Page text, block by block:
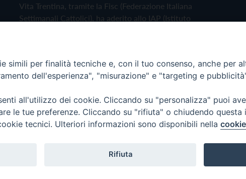
Vita Trentina, tramite la Fisc (Federazione Italiana
Settimanali Cattolici), ha aderito allo IAP (Istituto
Privacy Policy Cookie Policy
Trentina Editrice
simili per finalità tecniche e, con il tuo consenso, anche per
dell'esperienza", "misurazione" e "targeting e
all'utilizzo dei cookie. Cliccando su "personalizza" puoi
le tue preferenze. Cliccando su "rifiuta" o chiudendo questa
tecnici. Ulteriori informazioni sono disponibili nella
Rifiuta